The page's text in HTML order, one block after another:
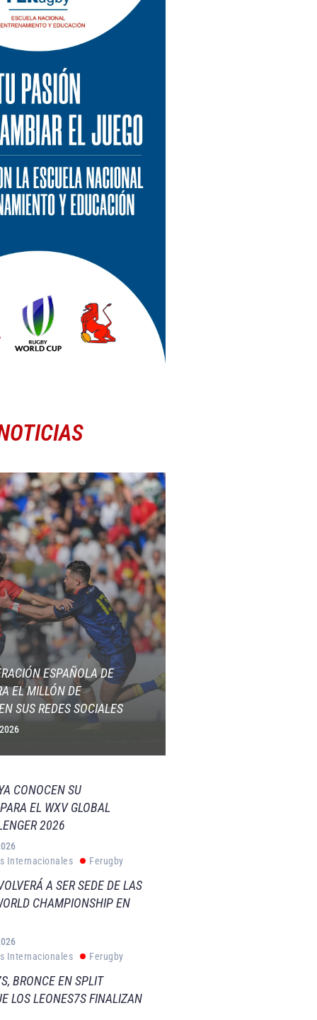
ESPAÑOLA DE
EL MILLÓN DE
SUS REDES SOCIALES
CONOCEN SU
EL WXV GLOBAL
2026
Internacionales
Ferugby
A SER SEDE DE LAS
CHAMPIONSHIP EN
Internacionales
Ferugby
BRONCE EN SPLIT
LOS LEONES7S FINALIZAN